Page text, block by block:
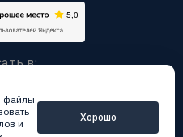
в:
файлы
и
Хорошо